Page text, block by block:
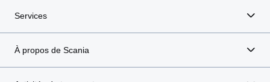
Services
À propos de Scania